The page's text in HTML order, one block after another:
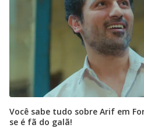
Você sabe tudo sobre Arif em
se é fã do galã!